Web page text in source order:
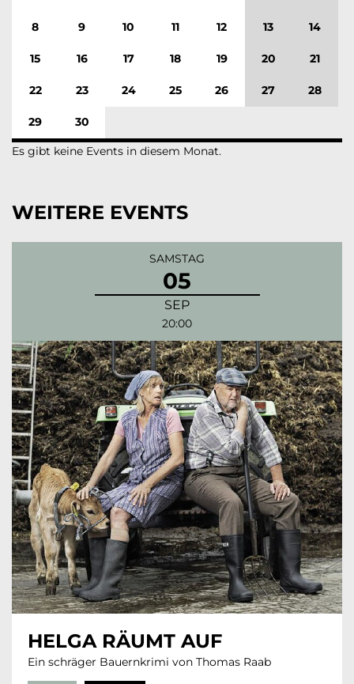
8 9 10 11 12 13 14
15 16 17 18 19 20 21
22 23 24 25 26 27 28
29 30
Es gibt keine Events in diesem Monat.
WEITERE EVENTS
SAMSTAG
05
SEP
20:00
HELGA RÄUMT AUF
Ein schräger Bauernkrimi von Thomas Raab